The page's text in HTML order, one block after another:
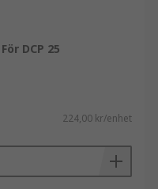
DCP 25
224,00 kr/enhet